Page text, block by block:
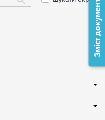
Зміст документа